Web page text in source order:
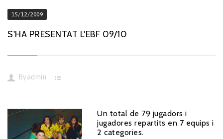
15/12/2009
S'HA PRESENTAT L'EBF 09/10
Byadmin
Un total de 79 jugadors i
jugadores repartits en 7 equips i
2 categories.